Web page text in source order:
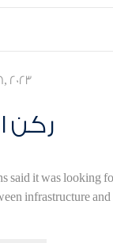
2023
ركن
said it was looking
infrastructure